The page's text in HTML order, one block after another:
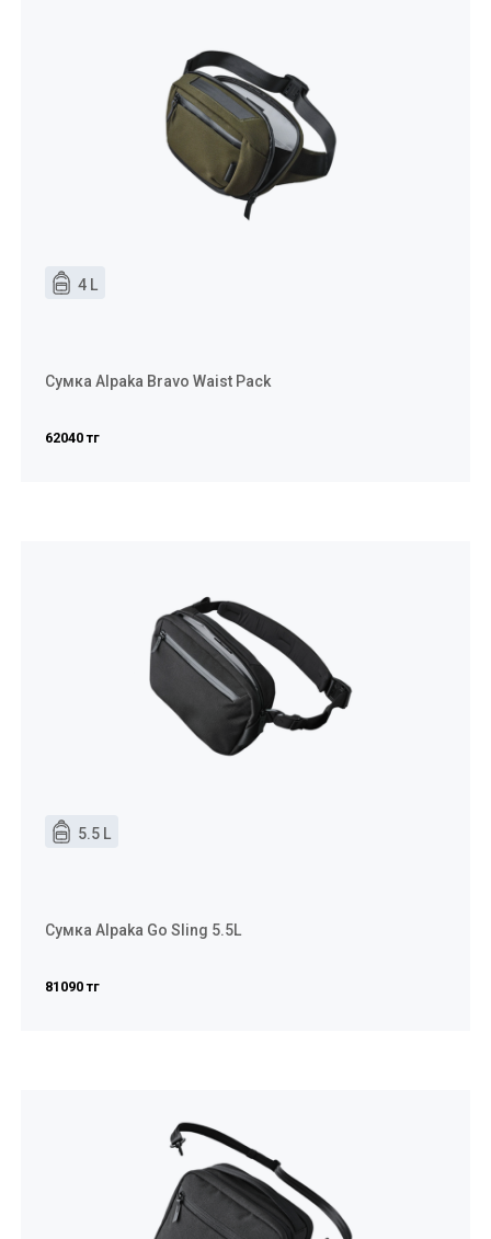
4 L
Сумка Alpaka Bravo Waist Pack
62040 тг
5.5 L
Сумка Alpaka Go Sling 5.5L
81090 тг